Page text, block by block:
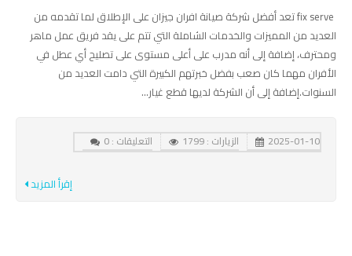
fix serve تعد أفضل شركة صيانة افران جيزان على الإطلاق لما تقدمه من
العديد من المميزات والخدمات الشاملة التي تتم على يقد فريق عمل ماهر
ومحترف، إضافة إلى أنه مدرب على أعلى مستوى على تصليح أي عطل في
الأفران مهما كان صعب بفضل خبرتهم الكبيرة التي دامت العديد من
السنوات.إضافة إلى أن الشركة لديها قطع غيار...
2025-01-10 الزيارات : 1799 التعليقات : 0
إقرأ المزيد